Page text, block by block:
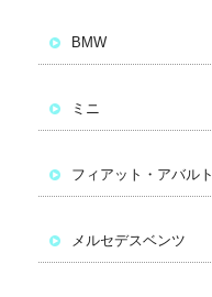
BMW
ミニ
フィアット・アバルト
メルセデスベンツ